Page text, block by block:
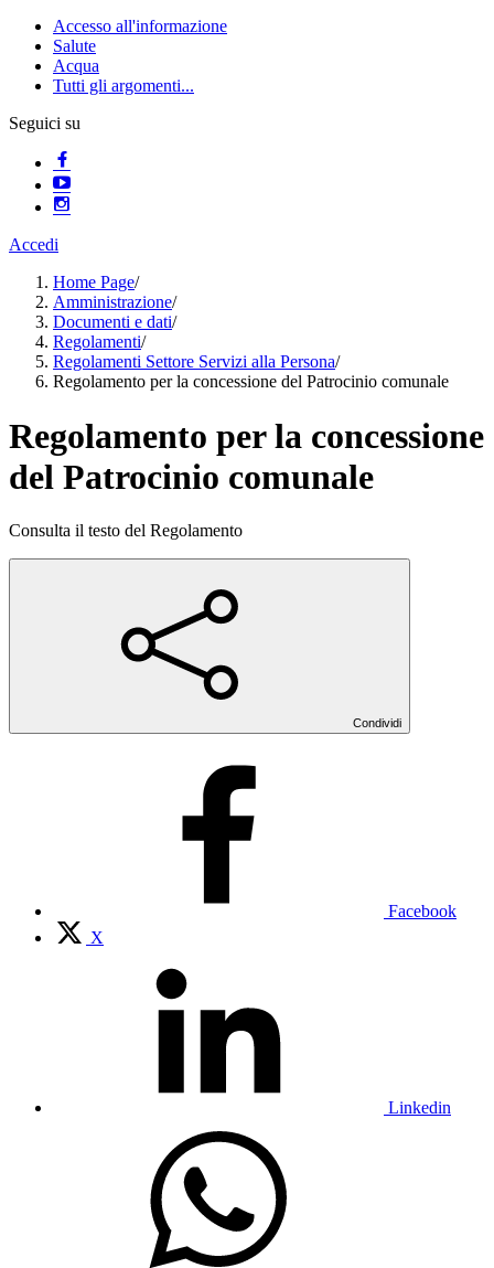
Accesso all'informazione
Salute
Acqua
Tutti gli argomenti...
Seguici su
Accedi
Home Page/
Amministrazione/
Documenti e dati/
Regolamenti/
Regolamenti Settore Servizi alla Persona/
Regolamento per la concessione del Patrocinio comunale
Regolamento per la concessione
del Patrocinio comunale
Consulta il testo del Regolamento
Condividi
Facebook
X
Linkedin